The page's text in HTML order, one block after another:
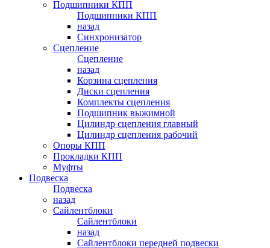
Подшипники КПП
Подшипники КПП
назад
Синхронизатор
Сцепление
Сцепление
назад
Корзина сцепления
Диски сцепления
Комплекты сцепления
Подшипник выжимной
Цилиндр сцепления главный
Цилиндр сцепления рабочий
Опоры КПП
Прокладки КПП
Муфты
Подвеска
Подвеска
назад
Сайлентблоки
Сайлентблоки
назад
Сайлентблоки передней подвески